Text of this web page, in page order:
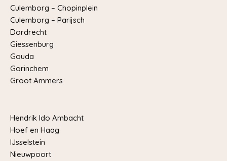
Culemborg – Chopinplein
Culemborg – Parijsch
Dordrecht
Giessenburg
Gouda
Gorinchem
Groot Ammers
Hendrik Ido Ambacht
Hoef en Haag
IJsselstein
Nieuwpoort